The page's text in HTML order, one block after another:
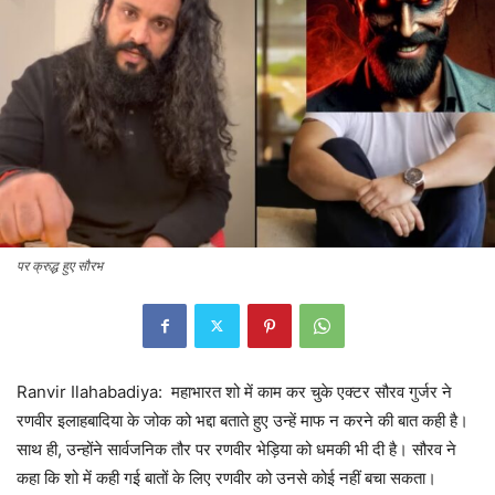
पर क्रुद्ध हुए सौरभ
Ranvir Ilahabadiya: महाभारत शो में काम कर चुके एक्टर सौरव गुर्जर ने
रणवीर इलाहबादिया के जोक को भद्दा बताते हुए उन्हें माफ न करने की बात कही है।
साथ ही, उन्होंने सार्वजनिक तौर पर रणवीर भेड़िया को धमकी भी दी है। सौरव ने
कहा कि शो में कही गई बातों के लिए रणवीर को उनसे कोई नहीं बचा सकता।